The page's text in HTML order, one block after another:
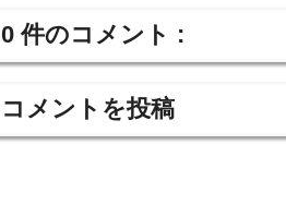
0 件のコメント :
コメントを投稿